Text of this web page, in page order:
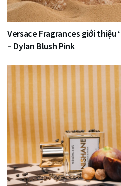
Versace Fragrances giới thiệu
– Dylan Blush Pink